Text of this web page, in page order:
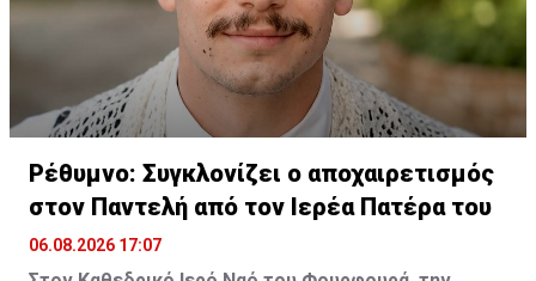
Ρέθυμνο: Συγκλονίζει ο αποχαιρετισμός
στον Παντελή από τον Ιερέα Πατέρα του
06.08.2026 17:07